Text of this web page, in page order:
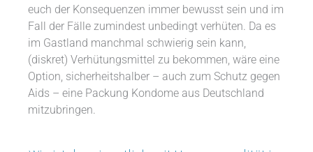
euch der Konsequenzen immer bewusst sein und im
Fall der Fälle zumindest unbedingt verhüten. Da es
im Gastland manchmal schwierig sein kann,
(diskret) Verhütungsmittel zu bekommen, wäre eine
Option, sicherheitshalber – auch zum Schutz gegen
Aids – eine Packung Kondome aus Deutschland
mitzubringen.